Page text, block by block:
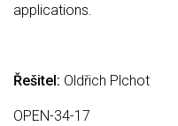
applications.
Řešitel: Oldřich Plchot
OPEN-34-17